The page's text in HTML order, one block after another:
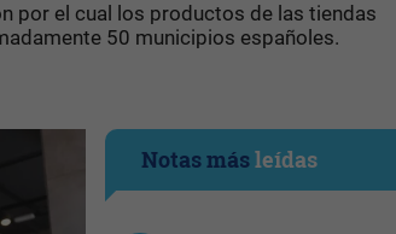
por el cual los productos de las tiendas
50 municipios españoles.
Notas másleídas